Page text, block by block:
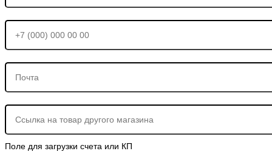
Поле для загрузки счета или КП